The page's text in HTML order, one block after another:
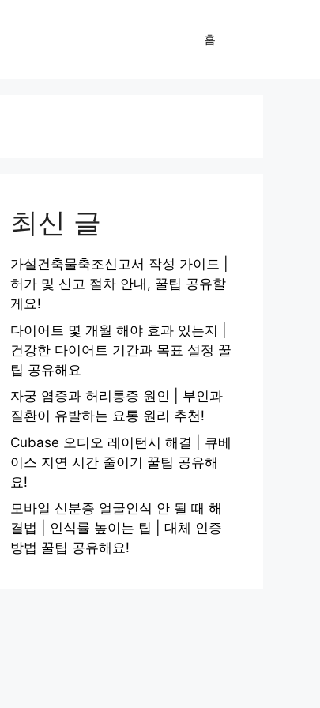
홈
최신 글
가설건축물축조신고서 작성 가이드 |
허가 및 신고 절차 안내, 꿀팁 공유할
게요!
다이어트 몇 개월 해야 효과 있는지 |
건강한 다이어트 기간과 목표 설정 꿀
팁 공유해요
자궁 염증과 허리통증 원인 | 부인과
질환이 유발하는 요통 원리 추천!
Cubase 오디오 레이턴시 해결 | 큐베
이스 지연 시간 줄이기 꿀팁 공유해
요!
모바일 신분증 얼굴인식 안 될 때 해
결법 | 인식률 높이는 팁 | 대체 인증
방법 꿀팁 공유해요!